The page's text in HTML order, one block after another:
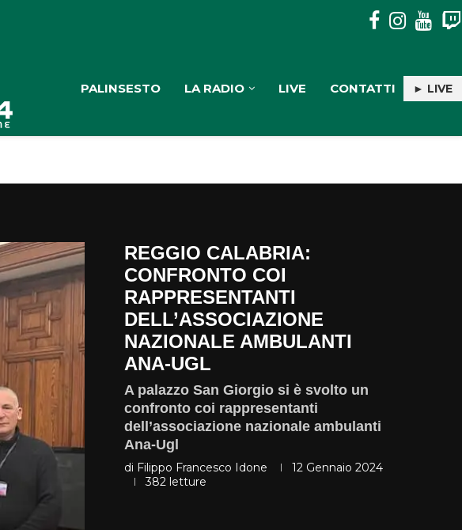
DISAVVENTURA SENZA CONSEGUENZE IN ASPROMONTE
PALINSESTO LA RADIO LIVE CONTATTI ► LIVE
REGGIO CALABRIA:
CONFRONTO COI
RAPPRESENTANTI
DELL’ASSOCIAZIONE
NAZIONALE AMBULANTI
ANA-UGL
A palazzo San Giorgio si è svolto un
confronto coi rappresentanti
dell’associazione nazionale ambulanti
Ana-Ugl
di Filippo Francesco Idone
12 Gennaio 2024
382 letture